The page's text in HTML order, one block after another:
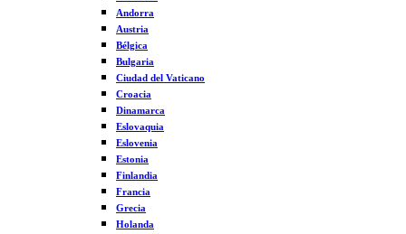
Andorra
Austria
Bélgica
Bulgaria
Ciudad del Vaticano
Croacia
Dinamarca
Eslovaquia
Eslovenia
Estonia
Finlandia
Francia
Grecia
Holanda